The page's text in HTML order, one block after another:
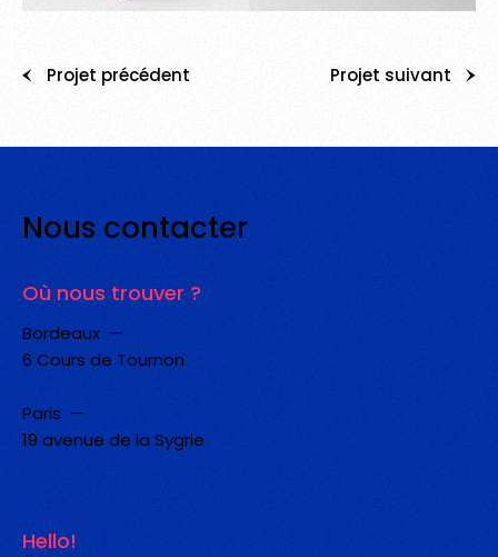
Projet précédent Projet suivant
Nous contacter
Où nous trouver ?
Bordeaux —
6 Cours de Tournon
Paris —
19 avenue de la Sygrie
Hello!